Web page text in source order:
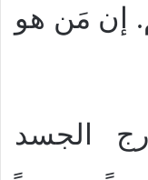
إن مَن هو
الجسد